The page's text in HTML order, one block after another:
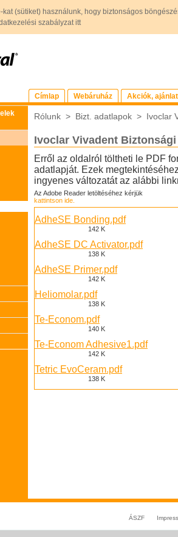
(sütiket) használunk, hogy biztonságos
szabályzat itt
Címlap Webáruház
Akciók,
Rólunk > Bizt. adatlapok > Ivoclar
Ivoclar Vivadent
Erről az oldalról töltheti le PDF
adatlapját. Ezek
ingyenes változatát az alábbi
Az Adobe Reader letöltéséhez kérjük
kattintson ide.
AdheSE Bonding.pdf
142 K
AdheSE DC Activator.pdf
138 K
AdheSE Primer.pdf
142 K
Heliomolar.pdf
138 K
Te-Econom.pdf
140 K
Te-Econom Adhesive1.pdf
142 K
Tetric EvoCeram.pdf
138 K
ÁSZF